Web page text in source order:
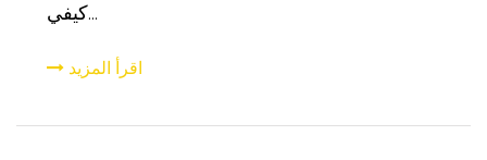
كيفي...
اقرأ المزيد